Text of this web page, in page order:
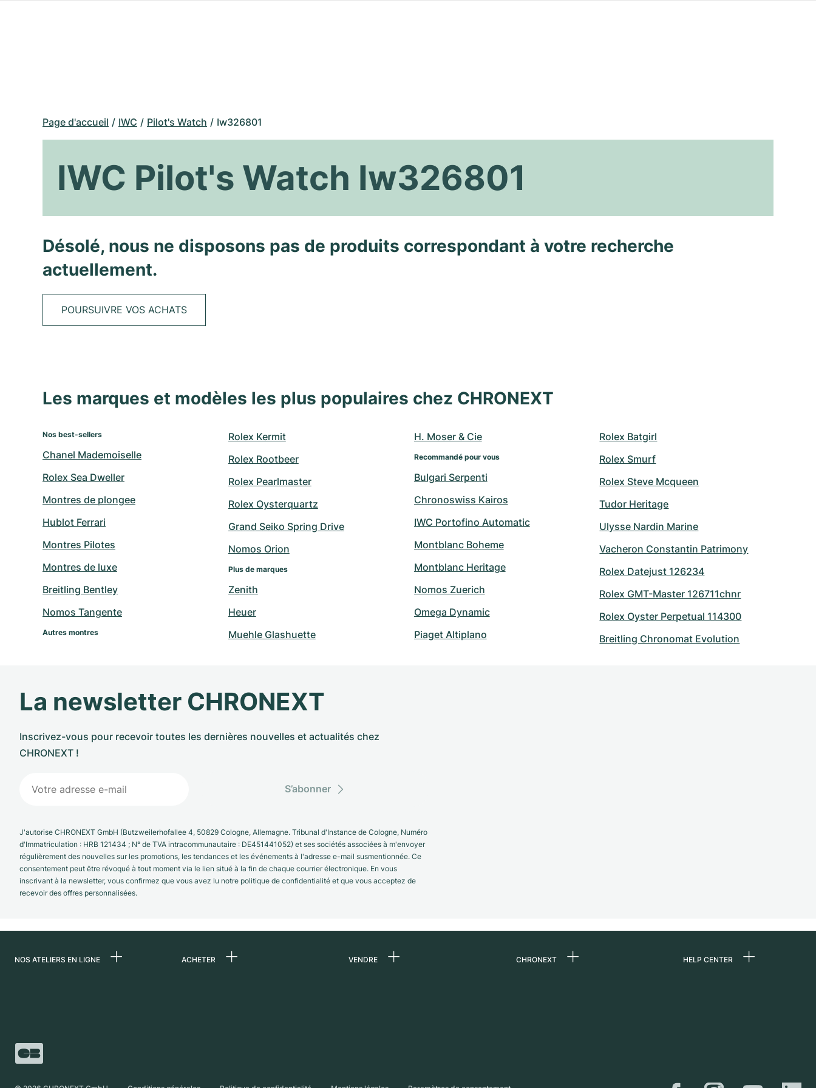
Page d'accueil IWC Pilot's Watch Iw326801
IWC Pilot's Watch Iw326801
Désolé, nous ne disposons pas de produits correspondant à votre recherche
actuellement.
POURSUIVRE VOS ACHATS
Les marques et modèles les plus populaires chez CHRONEXT
Nos best-sellers
Chanel Mademoiselle
Rolex Sea Dweller
Montres de plongee
Hublot Ferrari
Montres Pilotes
Montres de luxe
Breitling Bentley
Nomos Tangente
Autres montres
Rolex Kermit
Rolex Rootbeer
Rolex Pearlmaster
Rolex Oysterquartz
Grand Seiko Spring Drive
Nomos Orion
Plus de marques
Zenith
Heuer
Muehle Glashuette
H. Moser & Cie
Recommandé pour vous
Bulgari Serpenti
Chronoswiss Kairos
IWC Portofino Automatic
Montblanc Boheme
Montblanc Heritage
Nomos Zuerich
Omega Dynamic
Piaget Altiplano
Rolex Batgirl
Rolex Smurf
Rolex Steve Mcqueen
Tudor Heritage
Ulysse Nardin Marine
Vacheron Constantin Patrimony
Rolex Datejust 126234
Rolex GMT-Master 126711chnr
Rolex Oyster Perpetual 114300
Breitling Chronomat Evolution
La newsletter CHRONEXT
Inscrivez-vous pour recevoir toutes les dernières nouvelles et actualités chez
CHRONEXT !
S’abonner
J'autorise CHRONEXT GmbH (Butzweilerhofallee 4, 50829 Cologne, Allemagne. Tribunal d'Instance de Cologne, Numéro
d'Immatriculation : HRB 121434 ; N° de TVA intracommunautaire : DE451441052) et ses sociétés associées à m'envoyer
régulièrement des nouvelles sur les promotions, les tendances et les événements à l'adresse e-mail susmentionnée. Ce
consentement peut être révoqué à tout moment via le lien situé à la fin de chaque courrier électronique. En vous
inscrivant à la newsletter, vous confirmez que vous avez lu notre politique de confidentialité et que vous acceptez de
recevoir des offres personnalisées.
NOS ATELIERS EN LIGNE
Suisse
ACHETER VENDRE CHRONEXT HELP CENTER